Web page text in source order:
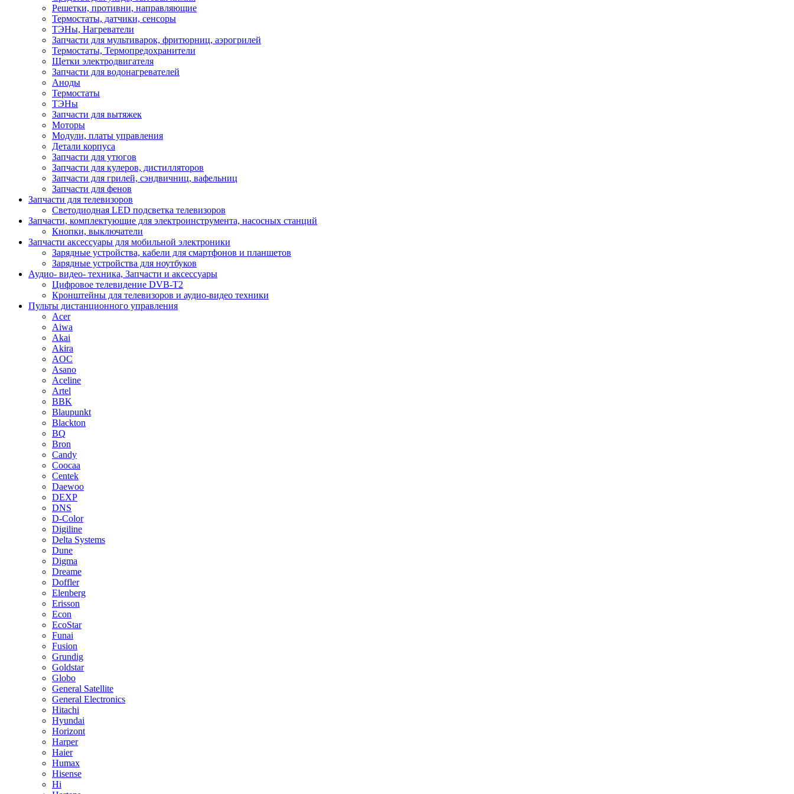
Решетки, противни, направляющие
Термостаты, датчики, сенсоры
ТЭНы, Нагреватели
Запчасти для мультиварок, фритюрниц, аэрогрилей
Термостаты, Термопредохранители
Щетки электродвигателя
Запчасти для водонагревателей
Аноды
Термостаты
ТЭНы
Запчасти для вытяжек
Моторы
Модули, платы управления
Детали корпуса
Запчасти для утюгов
Запчасти для кулеров, дистилляторов
Запчасти для грилей, сэндвичниц, вафельниц
Запчасти для фенов
Запчасти для телевизоров
Светодиодная LED подсветка телевизоров
Запчасти, комплектующие для электроинструмента, насосных станций
Кнопки, выключатели
Запчасти аксессуары для мобильной электроники
Зарядные устройства, кабели для смартфонов и планшетов
Зарядные устройства для ноутбуков
Аудио- видео- техника, Запчасти и аксессуары
Цифровое телевидение DVB-T2
Кронштейны для телевизоров и аудио-видео техники
Пульты дистанционного управления
Acer
Aiwa
Akai
Akira
AOC
Asano
Aceline
Artel
BBK
Blaupunkt
Blackton
BQ
Bron
Candy
Coocaa
Centek
Daewoo
DEXP
DNS
D-Color
Digiline
Delta Systems
Dune
Digma
Dreame
Doffler
Elenberg
Erisson
Econ
EcoStar
Funai
Fusion
Grundig
Goldstar
Globo
General Satellite
General Electronics
Hitachi
Hyundai
Horizont
Harper
Haier
Humax
Hisense
Hi